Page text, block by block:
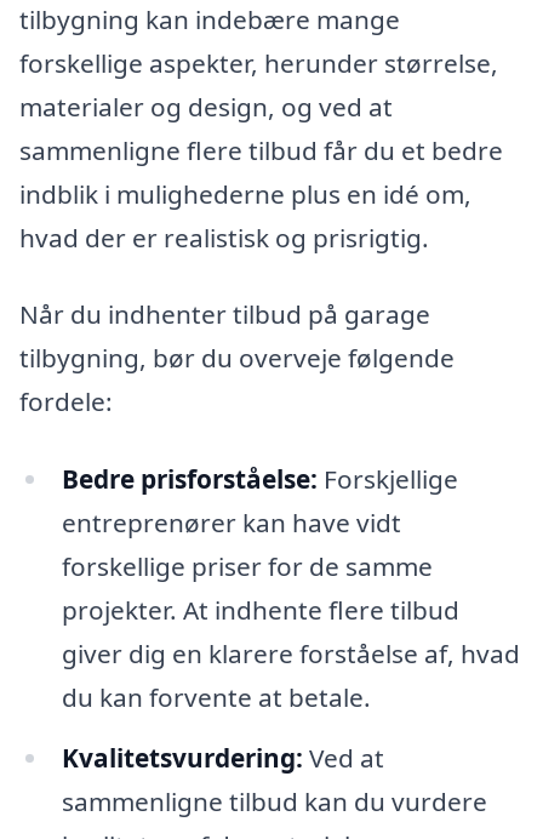
tilbygning kan indebære mange
forskellige aspekter, herunder størrelse,
materialer og design, og ved at
sammenligne flere tilbud får du et bedre
indblik i mulighederne plus en idé om,
hvad der er realistisk og prisrigtig.
Når du indhenter tilbud på garage
tilbygning, bør du overveje følgende
fordele:
Bedre prisforståelse: Forskjellige
entreprenører kan have vidt
forskellige priser for de samme
projekter. At indhente flere tilbud
giver dig en klarere forståelse af, hvad
du kan forvente at betale.
Kvalitetsvurdering: Ved at
sammenligne tilbud kan du vurdere